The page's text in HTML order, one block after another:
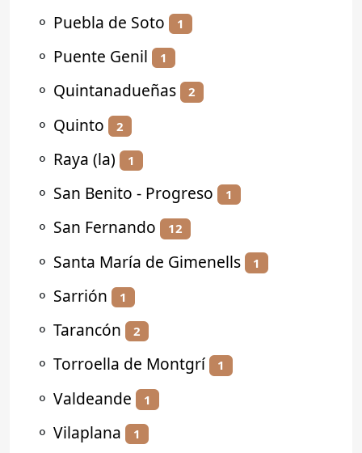
⚬ Puebla de Soto 1
⚬ Puente Genil 1
⚬ Quintanadueñas 2
⚬ Quinto 2
⚬ Raya (la) 1
⚬ San Benito - Progreso 1
⚬ San Fernando 12
⚬ Santa María de Gimenells 1
⚬ Sarrión 1
⚬ Tarancón 2
⚬ Torroella de Montgrí 1
⚬ Valdeande 1
⚬ Vilaplana 1